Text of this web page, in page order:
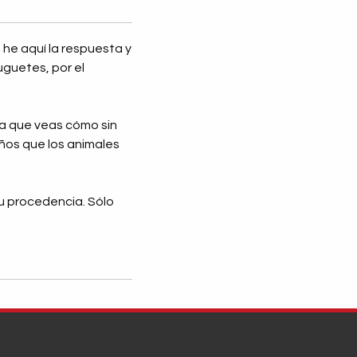
aquí la respuesta y
por el
que veas cómo sin
que los animales
procedencia. Sólo